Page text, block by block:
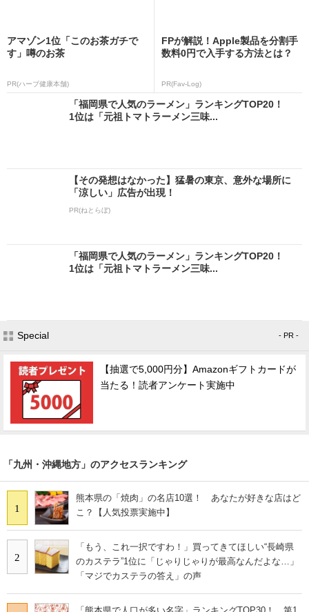
アマゾン1位「このお茶ガチで
す」噂のお茶
PR(ハーブ健康本舗)
FPが解説！Apple製品を分割手
数料0円で入手する方法とは？
PR(Fav-Log)
「福岡県で人気のラーメン」ランキングTOP20！
1位は「元祖トマトラーメン三味...
【その発想はなかった】猛暑の東京、意外な場所に
「涼しい」広告が出現！
PR(ねとらぼ)
「福岡県で人気のラーメン」ランキングTOP20！
1位は「元祖トマトラーメン三味...
Special - PR -
【抽選で5,000円分】Amazonギフトカードが
当たる！読者アンケート実施中
「九州・沖縄地方」のアクセスランキング
1
熊本県の「焼肉」の名店10選！ あなたが好きな店はど
こ？【人気投票実施中】
2
「もう、これ一択ですわ！」買ってきてほしい“長崎県
のカステラ”1位に「じゃりじゃりが最高なんだよな…」
「マジでカステラの答え」の声